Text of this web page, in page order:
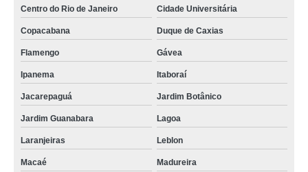
Centro do Rio de Janeiro Cidade Universitária
Copacabana Duque de Caxias
Flamengo Gávea
Ipanema Itaboraí
Jacarepaguá Jardim Botânico
Jardim Guanabara Lagoa
Laranjeiras Leblon
Macaé Madureira